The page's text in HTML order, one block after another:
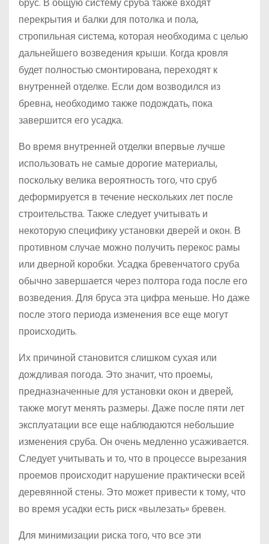
перекрытия и балки для потолка и пола,
стропильная система, которая необходима с целью
дальнейшего возведения крыши. Когда кровля
будет полностью смонтирована, переходят к
внутренней отделке. Если дом возводился из
бревна, необходимо также подождать, пока
завершится его усадка.
Во время внутренней отделки впервые лучше
использовать не самые дорогие материалы,
поскольку велика вероятность того, что сруб
деформируется в течение нескольких лет после
строительства. Также следует учитывать и
некоторую специфику установки дверей и окон. В
противном случае можно получить перекос рамы
или дверной коробки. Усадка бревенчатого сруба
обычно завершается через полтора года после его
возведения. Для бруса эта цифра меньше. Но даже
после этого периода изменения все еще могут
происходить.
Их причиной становится слишком сухая или
дождливая погода. Это значит, что проемы,
предназначенные для установки окон и дверей,
также могут менять размеры. Даже после пяти лет
эксплуатации все еще наблюдаются небольшие
изменения сруба. Он очень медленно усаживается.
Следует учитывать и то, что в процессе вырезания
проемов происходит нарушение практически всей
деревянной стены. Это может привести к тому, что
во время усадки есть риск «вылезать» бревен.
Для минимизации риска того, что все эти